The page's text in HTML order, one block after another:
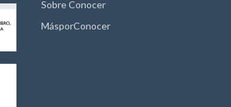
Sobre Conocer
MásporConocer